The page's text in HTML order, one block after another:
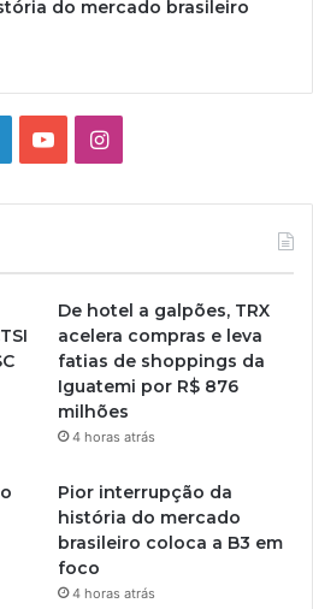
do mercado brasileiro
YouTubeInstagram
De hotel a galpões, TRX
acelera compras e leva
fatias de shoppings da
Iguatemi por R$ 876
milhões
4 horas atrás
Pior interrupção da
história do mercado
brasileiro coloca a B3 em
foco
4 horas atrás